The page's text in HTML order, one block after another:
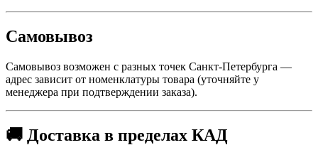
Самовывоз
Самовывоз возможен с разных точек Санкт-Петербурга —
адрес зависит от номенклатуры товара (уточняйте у
менеджера при подтверждении заказа).
🚚 Доставка в пределах КАД